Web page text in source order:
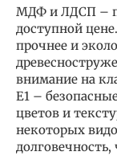
МДФ и ЛДСП –
доступной
прочнее и
внимание на
E1 –
цветов и
некоторых
долговечность,